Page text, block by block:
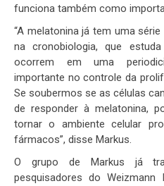
funciona também como
“A melatonina já tem uma
na cronobiologia, que
ocorrem em uma
importante no controle da
Se soubermos se as células
de responder à melatonina,
tornar o ambiente celular
fármacos”, disse Markus.
O grupo de Markus já
pesquisadores do Weizmann